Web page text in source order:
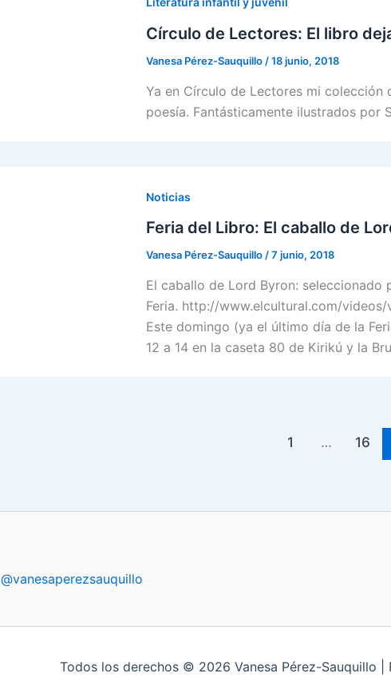
Círculo de Lectores: El libro
Vanesa Pérez-Sauquillo /18 junio, 2018
Ya en Círculo de Lectores mi colección
poesía. Fantásticamente ilustrados por
Noticias
Feria del Libro: El caballo de
Vanesa Pérez-Sauquillo/7 junio, 2018
El caballo de Lord Byron:
Feria. http://www.elcultural.com/
Este domingo (ya el último día de la
12 a 14 en la caseta 80 de Kirikú y la
1 … 16
@vanesaperezsauquillo
Todos los derechos © 2026 Vanesa Pérez-Sauquillo |